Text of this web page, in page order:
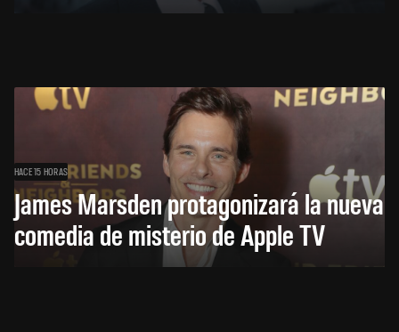
HACE 15 HORAS
James Marsden protagonizará la nueva
comedia de misterio de Apple TV